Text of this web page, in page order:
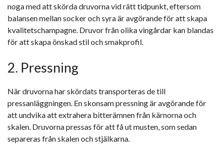
noga med att skörda druvorna vid rätt tidpunkt, eftersom
balansen mellan socker och syra är avgörande för att skapa
kvalitetschampagne. Druvor från olika vingårdar kan blandas
för att skapa önskad stil och smakprofil.
2. Pressning
När druvorna har skördats transporteras de till
pressanläggningen. En skonsam pressning är avgörande för
att undvika att extrahera bitterämnen från kärnorna och
skalen. Druvorna pressas för att få ut musten, som sedan
separeras från skalen och stjälkarna.